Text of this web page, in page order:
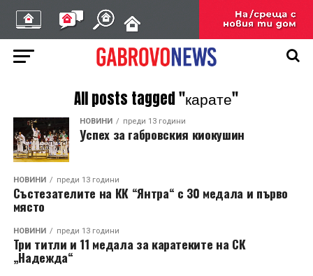
All posts tagged "карате"
НОВИНИ преди 13 години
Успех за габровския киокушин
НОВИНИ преди 13 години
Състезателите на КК “Янтра“ с 30 медала и първо
място
НОВИНИ преди 13 години
Три титли и 11 медала за каратеките на СК
„Надежда“